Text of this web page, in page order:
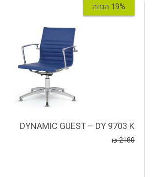
19% הנחה
DYNAMIC GUEST – DY 9703 K
2180
₪